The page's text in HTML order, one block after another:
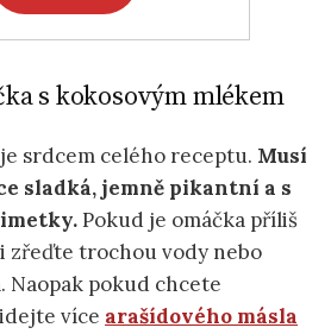
s kokosovým mlékem
srdcem celého receptu. Musí
sladká, jemně pikantní a s
Pokud je omáčka příliš
zřeďte trochou vody nebo
Naopak pokud chcete
více arašídového másla